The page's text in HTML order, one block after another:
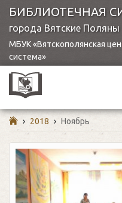
БИБЛИОТЕЧНАЯ
города Вятские Поляны
МБУК «Вятскополянская
система»
› 2018 › Ноябрь